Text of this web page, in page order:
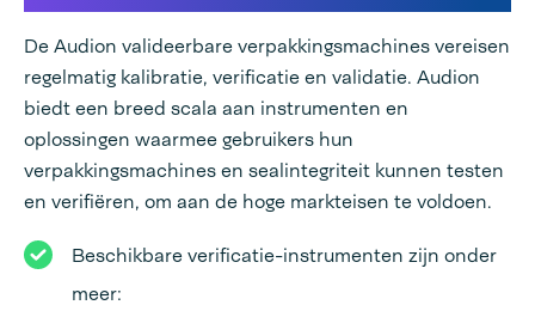
De Audion valideerbare verpakkingsmachines vereisen
regelmatig kalibratie, verificatie en validatie. Audion
biedt een breed scala aan instrumenten en
oplossingen waarmee gebruikers hun
verpakkingsmachines en sealintegriteit kunnen testen
en verifiëren, om aan de hoge markteisen te voldoen.
Beschikbare verificatie-instrumenten zijn onder
meer: